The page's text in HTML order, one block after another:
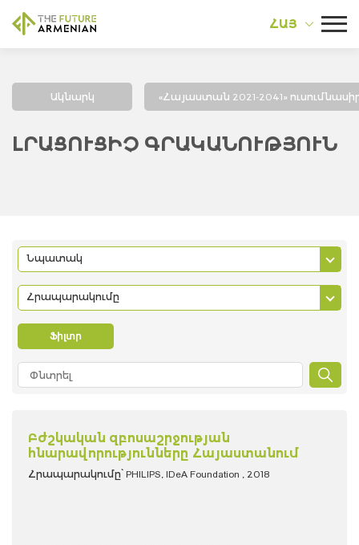
ՀԱՅ
Ակնարկ «Հայաստան 2021-2041»
ԼՐԱՑՈՒՑԻՉ ԳՐԱԿԱՆՈՒԹՅՈՒՆ
Նպատակ
Հրապարակումը
Ֆիլտր
Բժշկական զբոսաշրջության
հնարավորությունները Հայաստանում
Հրապարակումը՝ PHILIPS, IDeA Foundation , 2018